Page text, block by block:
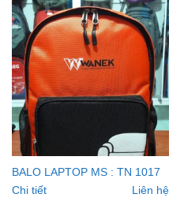
BALO LAPTOP MS : TN 1017
Chi tiết
Liên hệ